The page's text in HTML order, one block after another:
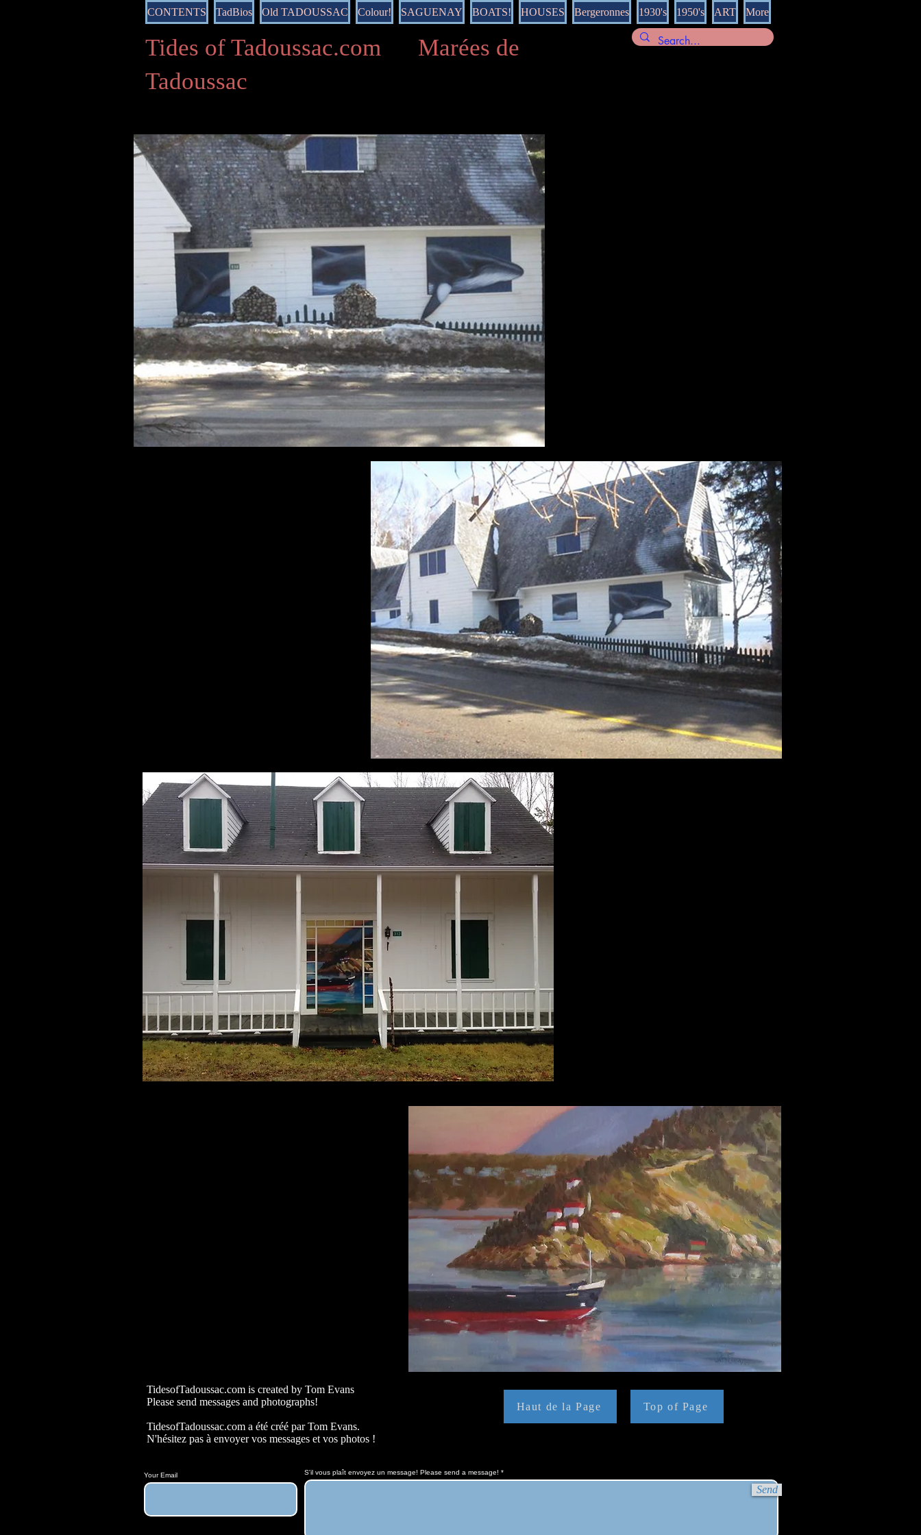
CONTENTS TadBios Old TADOUSSAC Colour! SAGUENAY BOATS! HOUSES Bergeronnes 1930's 1950's ART More
Tides of Tadoussac.com Marées de
Tadoussac
TidesofTadoussac.com is created by Tom Evans
Please send messages and photographs!
TidesofTadoussac.com a été créé par Tom Evans.
N'hésitez pas à envoyer vos messages et vos photos !
Haut de la Page Top of Page
Your Email S'il vous plaît envoyez un message! Please send a message!
Send